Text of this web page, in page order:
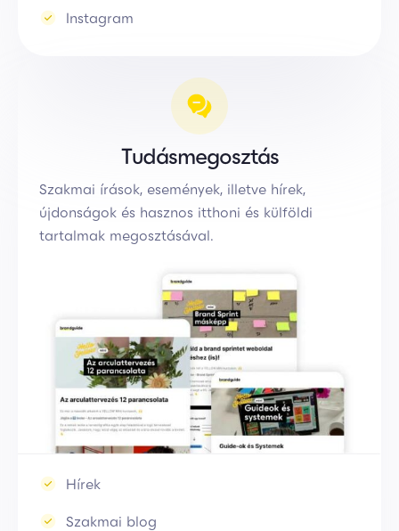
Instagram
Tudásmegosztás
Szakmai írások, események, illetve hírek,
újdonságok és hasznos itthoni és külföldi
tartalmak megosztásával.
Hírek
Szakmai blog